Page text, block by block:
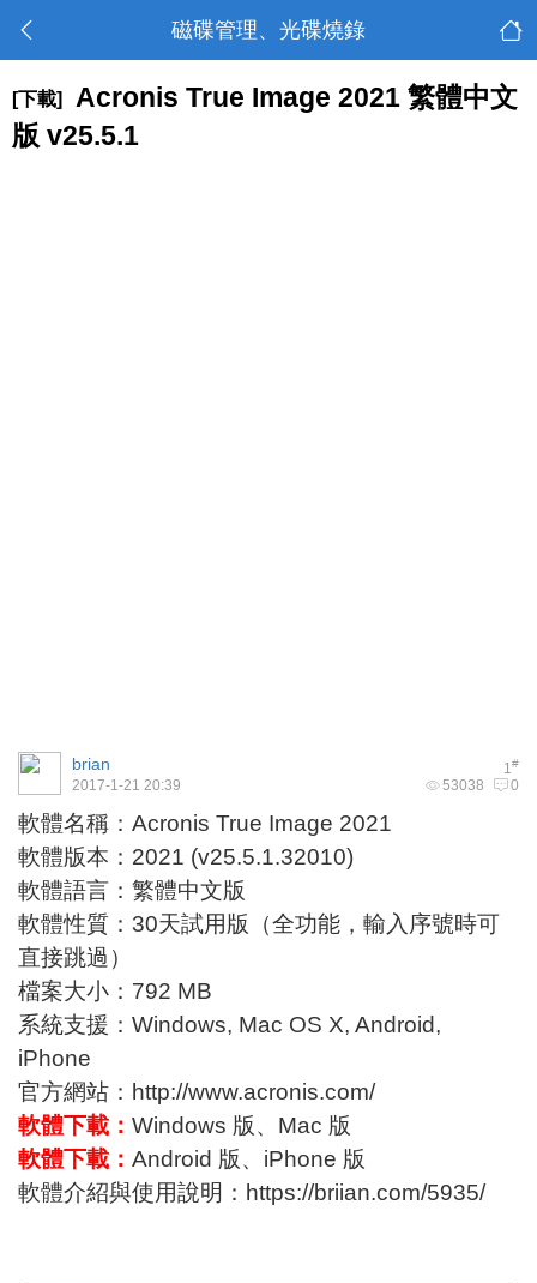
磁碟管理、光碟燒錄
[下載]
Acronis True Image 2021 繁體中文
版 v25.5.1
1#
brian
53038 0
2017-1-21 20:39
軟體名稱：Acronis True Image 2021
軟體版本：2021 (v25.5.1.32010)
軟體語言：繁體中文版
軟體性質：30天試用版（全功能，輸入序號時可
直接跳過）
檔案大小：792 MB
系統支援：Windows, Mac OS X, Android,
iPhone
官方網站： http://www.acronis.com/
軟體下載： Windows 版、 Mac 版
軟體下載： Android 版、 iPhone 版
軟體介紹與使用說明： https://briian.com/5935/